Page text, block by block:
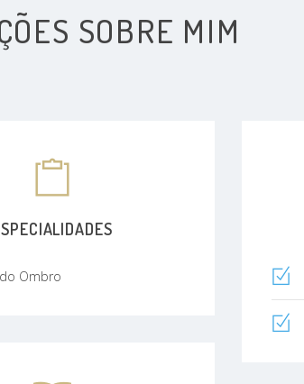
SOBRE MIM
Ombro